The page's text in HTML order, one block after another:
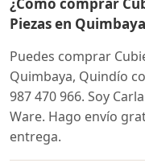
Piezas en
Puedes comprar
Quimbaya, Quindío
987 470 966. Soy
Ware. Hago envío
entrega.